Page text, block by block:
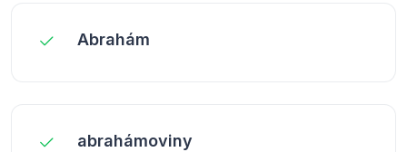
Abrahám
abrahámoviny